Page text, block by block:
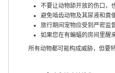
不要让动物舔开放的伤口，
避免啮齿动物及其尿液和粪便
旅行期间宠物应受到严密监
如果您在有蝙蝠的房间里醒
所有动物都可能构成威胁，但要